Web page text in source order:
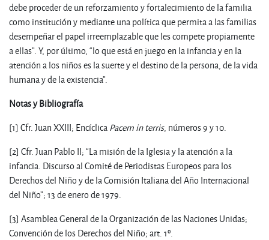
debe proceder de un reforzamiento y fortalecimiento de la familia
como institución y mediante una política que permita a las familias
desempeñar el papel irreemplazable que les compete propiamente
a ellas”. Y, por último, “lo que está en juego en la infancia y en la
atención a los niños es la suerte y el destino de la persona, de la vida
humana y de la existencia”.
Notas y Bibliografía
[1] Cfr. Juan XXIII; EncíclicaPacem in terris, números 9 y 10.
[2] Cfr. Juan Pablo II; “La misión de la Iglesia y la atención a la
infancia. Discurso al Comité de Periodistas Europeos para los
Derechos del Niño y de la Comisión Italiana del Año Internacional
del Niño”; 13 de enero de 1979.
[3] Asamblea General de la Organización de las Naciones Unidas;
Convención de los Derechos del Niño; art. 1º.